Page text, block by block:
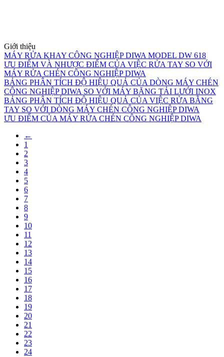
Giới thiệu
MÁY RỬA KHAY CÔNG NGHIỆP DIWA MODEL DW 618
ƯU ĐIỂM VÀ NHƯỢC ĐIỂM CỦA VIỆC RỬA TAY SO VỚI
MÁY RỬA CHÉN CÔNG NGHIỆP DIWA
BẢNG PHÂN TÍCH ĐỘ HIỆU QUẢ CỦA DÒNG MÁY CHÉN
CÔNG NGHIỆP DIWA SO VỚI MÁY BĂNG TẢI LƯỚI INOX
BẢNG PHÂN TÍCH ĐỘ HIỆU QUẢ CỦA VIỆC RỬA BẰNG
TAY SO VỚI DÒNG MÁY CHÉN CÔNG NGHIỆP DIWA
ƯU ĐIỂM CỦA MÁY RỬA CHÉN CÔNG NGHIỆP DIWA
←
1
2
3
4
5
6
7
8
9
10
11
12
13
14
15
16
17
18
19
20
21
22
23
24